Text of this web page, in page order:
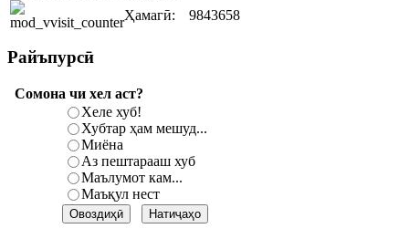
Ҳамагӣ: 9843658
Райъпурсӣ
Сомона чи хел аст?
Хеле хуб!
Хубтар ҳам мешуд...
Миёна
Аз пештарааш хуб
Маълумот кам...
Маъқул нест